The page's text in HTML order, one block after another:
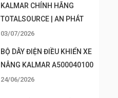
KALMAR CHÍNH HÃNG
TOTALSOURCE | AN PHÁT
03/07/2026
BỘ DÂY ĐIỆN ĐIỀU KHIỂN XE
NÂNG KALMAR A500040100
24/06/2026